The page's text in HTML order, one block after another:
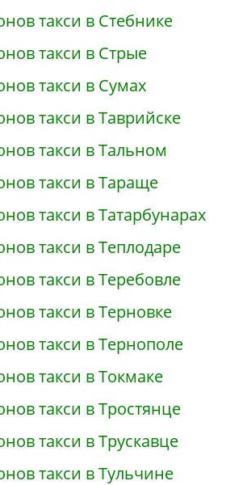
такси в Стебнике
такси в Стрые
такси в Сумах
такси в Таврийске
такси в Тальном
такси в Тараще
такси в Татарбунарах
такси в Теплодаре
такси в Теребовле
такси в Терновке
такси в Тернополе
такси в Токмаке
такси в Тростянце
такси в Трускавце
такси в Тульчине